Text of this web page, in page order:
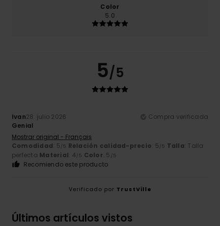
Color
5.0
5/5
Ivan28. julio 2026
Compra verificada
Genial
Mostrar original - Français
Comodidad: 5/5 Relación calidad-precio: 5/5 Talla: Talla
perfecta Material: 4/5 Color: 5 /5
Recomiendo este producto
Verificado por TrustVille
Últimos artículos vistos